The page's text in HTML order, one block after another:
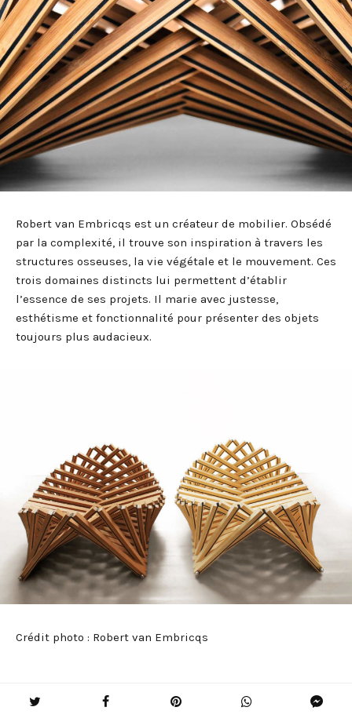
Robert van Embricqs est un créateur de mobilier. Obsédé
par la complexité, il trouve son inspiration à travers les
structures osseuses, la vie végétale et le mouvement. Ces
trois domaines distincts lui permettent d’établir
l’essence de ses projets. Il marie avec justesse,
esthétisme et fonctionnalité pour présenter des objets
toujours plus audacieux.
Crédit photo : Robert van Embricqs